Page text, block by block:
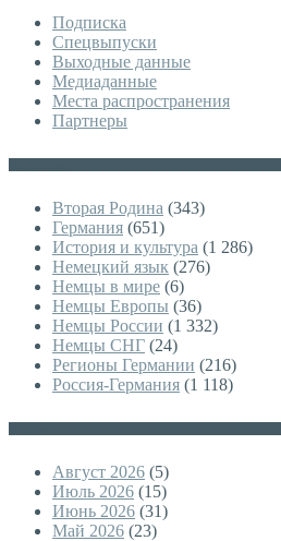
Подписка
Спецвыпуски
Выходные данные
Медиаданные
Места распространения
Партнеры
Вторая Родина (343)
Германия (651)
История и культура (1 286)
Немецкий язык (276)
Немцы в мире (6)
Немцы Европы (36)
Немцы России (1 332)
Немцы СНГ (24)
Регионы Германии (216)
Россия-Германия (1 118)
Август 2026 (5)
Июль 2026 (15)
Июнь 2026 (31)
Май 2026 (23)